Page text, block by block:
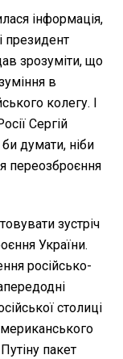
інформація,
президент
зрозуміти, що
в
колегу. І
Сергій
думати, ніби
переозброєння
зустріч
України.
російсько-
столиці
пакет